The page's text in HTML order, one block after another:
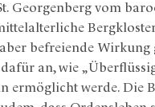
Georgenberg vom
befreiende Wirkung
an, wie
ermöglicht werde. Die